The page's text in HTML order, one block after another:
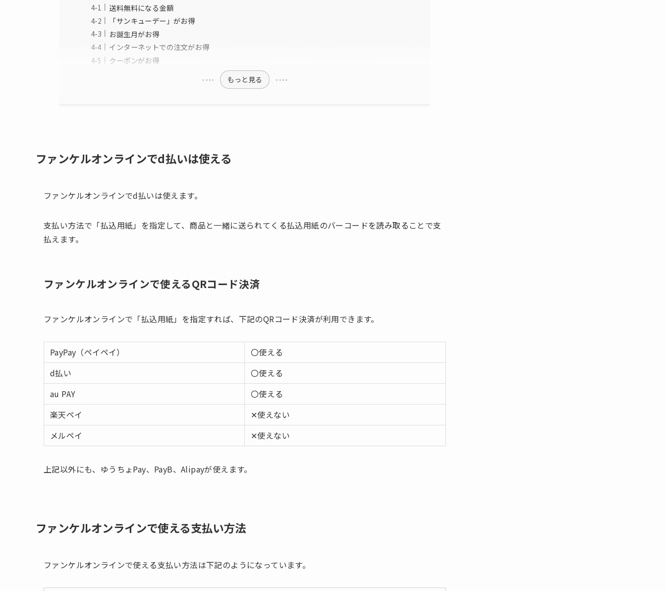
送料無料になる金額
「サンキューデー」がお得
お誕生月がお得
インターネットでの注文がお得
クーポンがお得
もっと見る
ファンケルオンラインでd払いは使える
ファンケルオンラインでd払いは使えます。
支払い方法で「払込用紙」を指定して、商品と一緒に送られてくる払込用紙のバーコードを読み取ることで支
払えます。
ファンケルオンラインで使えるQRコード決済
ファンケルオンラインで「払込用紙」を指定すれば、下記のQRコード決済が利用できます。
PayPay（ペイペイ）
〇使える
d払い
〇使える
au PAY
〇使える
楽天ペイ
✕使えない
メルペイ
✕使えない
上記以外にも、ゆうちょPay、PayB、Alipayが使えます。
ファンケルオンラインで使える支払い方法
ファンケルオンラインで使える支払い方法は下記のようになっています。